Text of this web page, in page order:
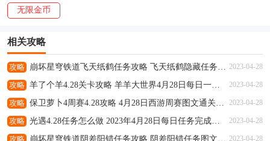
无限金币
相关攻略
攻略 2023-04-28
攻略 2023-04-28
攻略 2023-04-28
攻略 2023-04-28
攻略 2023-04-28